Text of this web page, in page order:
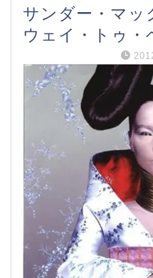
サンダー・マッ
ウェイ・トゥ・